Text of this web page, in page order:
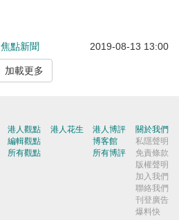
焦點新聞 2019-08-13 13:00
加載更多
港人觀點
編輯觀點
所有觀點
港人花生
港人博評
博客館
所有博評
關於我們
私隱聲明
免責條款
版權聲明
加入我們
聯絡我們
刊登廣告
爆料快